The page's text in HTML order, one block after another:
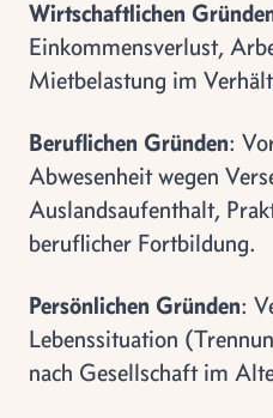
Wirtschaftlichen
Einkommensverlust,
Mietbelastung im
Beruflichen Gründen:
Abwesenheit wegen
Auslandsaufenthalt,
beruflicher Fortbildung.
Persönlichen Gründen:
Lebenssituation
nach Gesellschaft im